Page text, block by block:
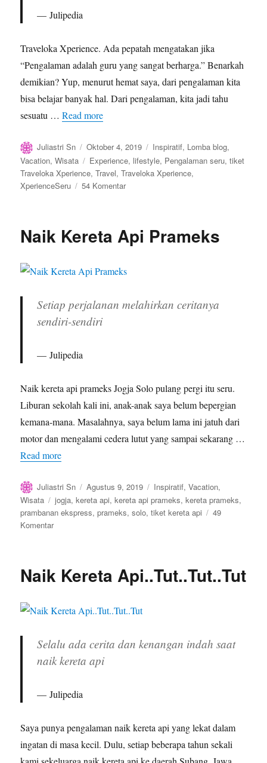
Julipedia
Traveloka Xperience. Ada pepatah mengatakan jika
“Pengalaman adalah guru yang sangat berharga.” Benarkah
demikian? Yup, menurut hemat saya, dari pengalaman kita
bisa belajar banyak hal. Dari pengalaman, kita jadi tahu
sesuatu …Read more
Author
Juliastri Sn
Posted
on
Oktober 4, 2019 Categories
Inspiratif, Lomba blog,
Vacation,Wisata Tags
Experience, lifestyle, Pengalaman seru,tiket
Traveloka Xperience,Travel,Traveloka Xperience,
XperienceSeru
54 Komentarpada
Naik Kereta Api Prameks
Setiap perjalanan melahirkan ceritanya
sendiri-sendiri
Julipedia
Naik kereta api prameks Jogja Solo pulang pergi itu seru.
Liburan sekolah kali ini, anak-anak saya belum bepergian
kemana-mana. Masalahnya, saya belum lama ini jatuh dari
motor dan mengalami cedera lutut yang sampai sekarang …
Read more
Author
Juliastri Sn
Posted
on
Agustus 9, 2019 Categories
Inspiratif,Vacation,
Wisata
Tags
jogja,kereta api,kereta api prameks,kereta prameks,
prambanan ekspress,prameks,solo,tiket kereta api
49
Komentarpada
Prameks
Naik Kereta Api..Tut..Tut..Tut
Selalu ada cerita dan kenangan indah saat
naik kereta api
Julipedia
Saya punya pengalaman naik kereta api yang lekat dalam
ingatan di masa kecil. Dulu, setiap beberapa tahun sekali